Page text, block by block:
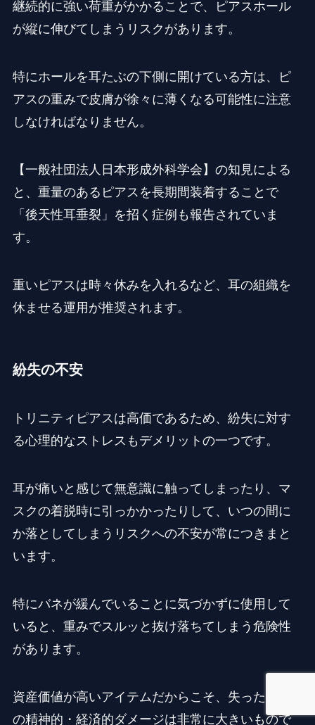
継続的に強い荷重がかかることで、ピアスホール
が縦に伸びてしまうリスクがあります。
特にホールを耳たぶの下側に開けている方は、ピ
アスの重みで皮膚が徐々に薄くなる可能性に注意
しなければなりません。
【一般社団法人日本形成外科学会】の知見による
と、重量のあるピアスを長期間装着することで
「後天性耳垂裂」を招く症例も報告されていま
す。
重いピアスは時々休みを入れるなど、耳の組織を
休ませる運用が推奨されます。
紛失の不安
トリニティピアスは高価であるため、紛失に対す
る心理的なストレスもデメリットの一つです。
耳が痛いと感じて無意識に触ってしまったり、マ
スクの着脱時に引っかかったりして、いつの間に
か落としてしまうリスクへの不安が常につきまと
います。
特にバネが緩んでいることに気づかずに使用して
いると、重みでスルッと抜け落ちてしまう危険性
があります。
資産価値が高いアイテムだからこそ、失ったとき
の精神的・経済的ダメージは非常に大きいもので